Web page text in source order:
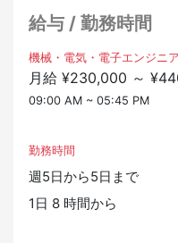
給与 / 勤務時間
機械・電気・電子エンジニア
月給 ¥230,000 ～
09:00 AM ~ 05:45 PM
勤務時間
週5日から5日まで
1日 8 時間から